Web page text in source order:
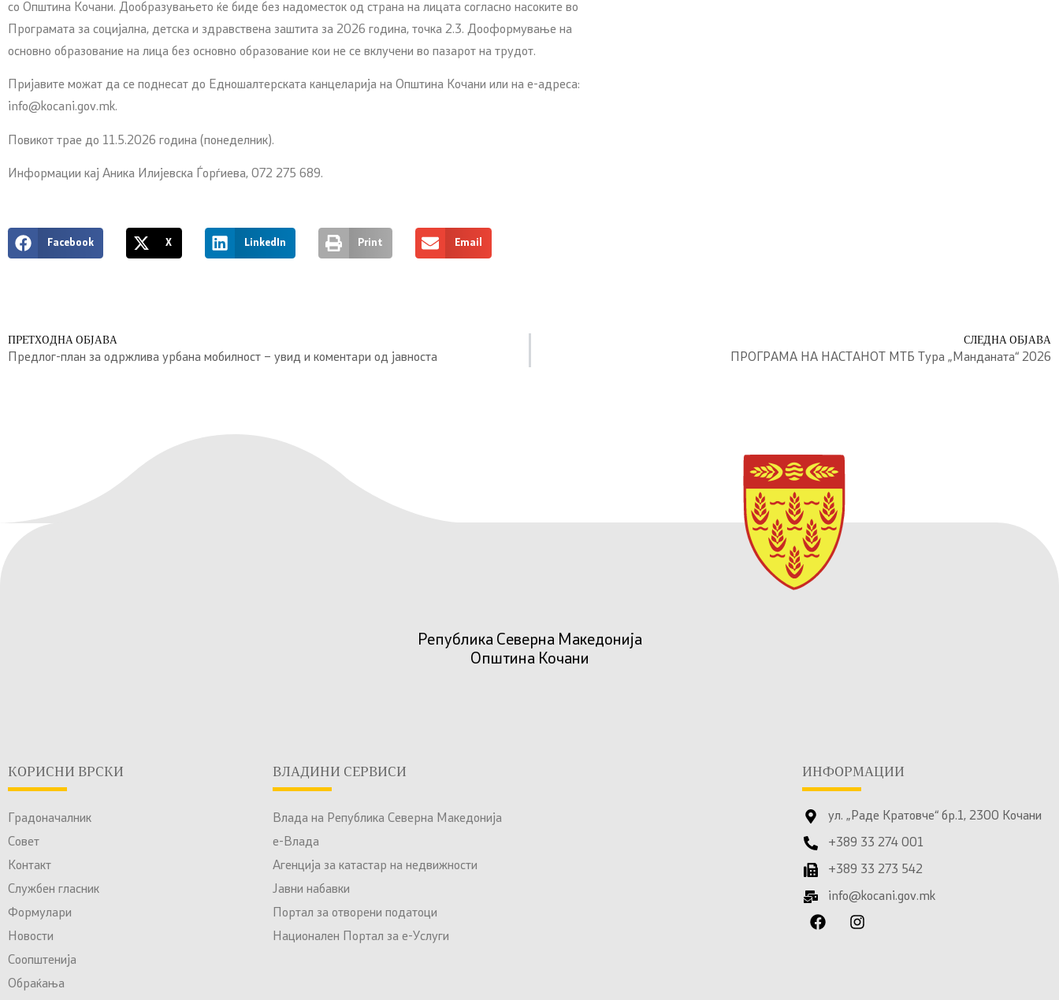
со Општина Кочани. Дообразувањето ќе биде без надоместок од страна на лицата согласно насоките во
Програмата за социјална, детска и здравствена заштита за 2026 година, точка 2.3. Дооформување на
основно образование на лица без основно образование кои не се вклучени во пазарот на трудот.
Пријавите можат да се поднесат до Едношалтерската канцеларија на Општина Кочани или на е-адреса:
info@kocani.gov.mk.
Повикот трае до 11.5.2026 година (понеделник).
Информации кај Аника Илијевска Ѓорѓиева, 072 275 689.
Facebook X LinkedIn Print Email
ПРЕТХОДНА ОБЈАВА
Предлог-план за одржлива урбана мобилност – увид и коментари од јавноста
СЛЕДНА ОБЈАВА
ПРОГРАМА НА НАСТАНОТ МТБ Тура „Манданата“ 2026
Република Северна Македонија
Општина Кочани
КОРИСНИ ВРСКИ
Градоначалник
Совет
Контакт
Службен гласник
Формулари
Новости
Соопштенија
Обраќања
ВЛАДИНИ СЕРВИСИ
Влада на Република Северна Македонија
е-Влада
Агенција за катастар на недвижности
Јавни набавки
Портал за отворени податоци
Национален Портал за е-Услуги
ИНФОРМАЦИИ
ул. „Раде Кратовче“ бр.1, 2300 Кочани
+389 33 274 001
+389 33 273 542
info@kocani.gov.mk